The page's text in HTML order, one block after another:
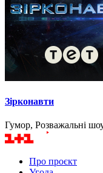
Зірконавти
Гумор, Розважальні
Про проєкт